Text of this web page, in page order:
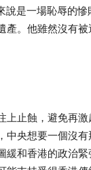
說是一場恥辱的
產。他雖然沒有
上止蝕，避免再
中央想要一個沒
緩和香港的政治